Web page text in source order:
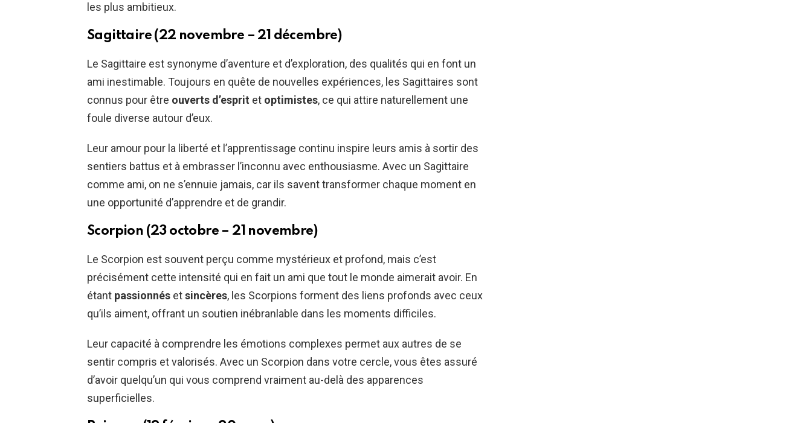
les plus ambitieux.
Sagittaire (22 novembre – 21 décembre)
Le Sagittaire est synonyme d’aventure et d’exploration, des qualités qui en font un
ami inestimable. Toujours en quête de nouvelles expériences, les Sagittaires sont
connus pour être ouverts d’esprit et optimistes, ce qui attire naturellement une
foule diverse autour d’eux.
Leur amour pour la liberté et l’apprentissage continu inspire leurs amis à sortir des
sentiers battus et à embrasser l’inconnu avec enthousiasme. Avec un Sagittaire
comme ami, on ne s’ennuie jamais, car ils savent transformer chaque moment en
une opportunité d’apprendre et de grandir.
Scorpion (23 octobre – 21 novembre)
Le Scorpion est souvent perçu comme mystérieux et profond, mais c’est
précisément cette intensité qui en fait un ami que tout le monde aimerait avoir. En
étant passionnés etsincères, les Scorpions forment des liens profonds avec ceux
qu’ils aiment, offrant un soutien inébranlable dans les moments difficiles.
Leur capacité à comprendre les émotions complexes permet aux autres de se
sentir compris et valorisés. Avec un Scorpion dans votre cercle, vous êtes assuré
d’avoir quelqu’un qui vous comprend vraiment au-delà des apparences
superficielles.